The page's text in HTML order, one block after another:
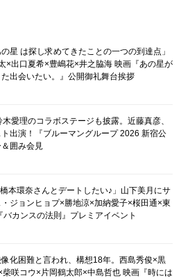
星 は探し求めてきたことの一つの到達点」
×出口夏希×豊嶋花×井之脇海 映画『あの星が
出会いたい。』公開御礼舞台挨拶
木愛理のコラボステージも披露。近藤真彦、
出演！『ブルーマングループ 2026 新宿公
囲み会見
本環奈さんとデートしたい♪」山下美月にサ
ジョンヒョプ×勝地涼×加納愛子×桜田通×東
カンスの法則』プレミアイベント
化困難と言われ、構想18年。西島秀俊×黒
咲コウ×片岡鶴太郎×中島哲也 映画『時には